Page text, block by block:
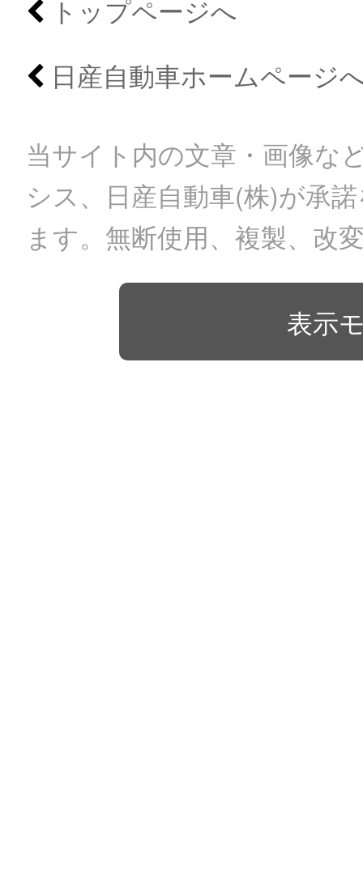
トップページへ
日産自動車ホームページ
当サイト内の文章・画像な
シス、日産自動車(株)が承
ます。無断使用、複製、改
表示